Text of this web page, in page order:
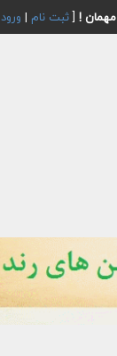
مهمان ! [ثبت نام | ورود